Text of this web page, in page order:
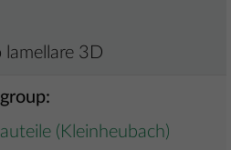
lamellare 3D
(Kleinheubach)